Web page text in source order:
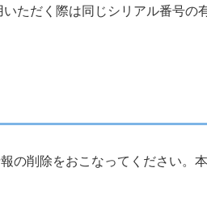
ただく際は同じシリアル番号の
削除をおこなってください。